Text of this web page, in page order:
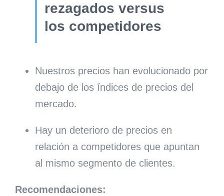
rezagados versus
los competidores
Nuestros precios han evolucionado por
debajo de los índices de precios del
mercado.
Hay un deterioro de precios en
relación a competidores que apuntan
al mismo segmento de clientes.
Recomendaciones: